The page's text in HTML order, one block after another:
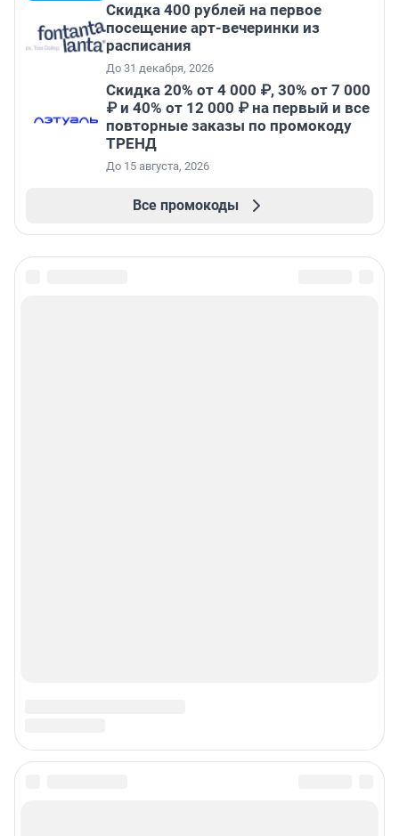
Cкидка 400 рублей на первое
посещение арт-вечеринки из
расписания
До 31 декабря, 2026
Скидка 20% от 4 000 ₽, 30% от 7 000
₽ и 40% от 12 000 ₽ на первый и все
повторные заказы по промокоду
ТРЕНД
До 15 августа, 2026
Все промокоды